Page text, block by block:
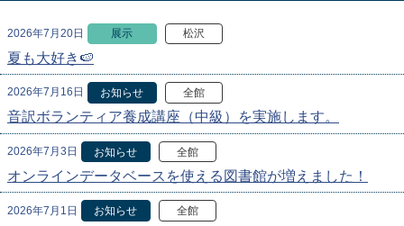
2026年7月20日 展示 松沢
夏も大好き🍉
2026年7月16日 お知らせ 全館
音訳ボランティア養成講座（中級）を実施します。
2026年7月3日 お知らせ 全館
オンラインデータベースを使える図書館が増えました！
2026年7月1日 お知らせ 全館